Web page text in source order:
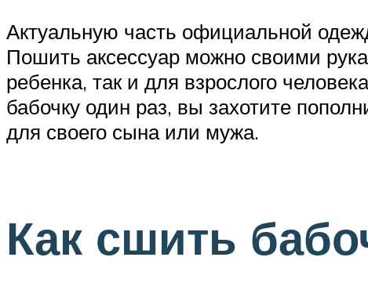
Актуальную часть официальной
Пошить аксессуар можно своими
ребенка, так и для взрослого
бабочку один раз, вы захотите
для своего сына или мужа.
Как сшить